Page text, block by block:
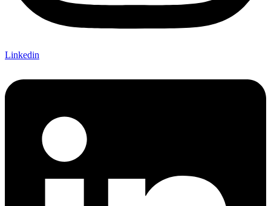
Linkedin